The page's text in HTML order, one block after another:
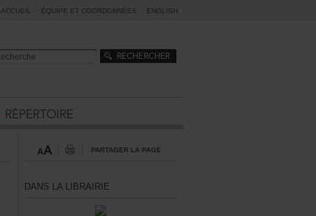
ACCUEIL ÉQUIPEETCOORDONNÉES ENGLISH
PARTAGERLAPAGE
DANSLALIBRAIRIE